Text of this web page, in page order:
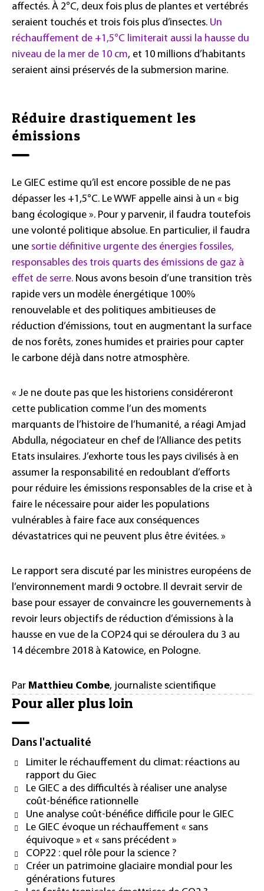
affectés. À 2°C, deux fois plus de plantes et vertébrés
seraient touchés et trois fois plus d’insectes. Un
réchauffement de +1,5°C limiterait aussi la hausse du
niveau de la mer de 10 cm, et 10 millions d’habitants
seraient ainsi préservés de la submersion marine.
Réduire drastiquement les
émissions
Le GIEC estime qu’il est encore possible de ne pas
dépasser les +1,5°C. Le WWF appelle ainsi à un « big
bang écologique ». Pour y parvenir, il faudra toutefois
une volonté politique absolue. En particulier, il faudra
une sortie définitive urgente des énergies fossiles,
responsables des trois quarts des émissions de gaz à
effet de serre. Nous avons besoin d’une transition très
rapide vers un modèle énergétique 100%
renouvelable et des politiques ambitieuses de
réduction d’émissions, tout en augmentant la surface
de nos forêts, zones humides et prairies pour capter
le carbone déjà dans notre atmosphère.
« Je ne doute pas que les historiens considéreront
cette publication comme l’un des moments
marquants de l’histoire de l’humanité, a réagi Amjad
Abdulla, négociateur en chef de l’Alliance des petits
Etats insulaires. J’exhorte tous les pays civilisés à en
assumer la responsabilité en redoublant d’efforts
pour réduire les émissions responsables de la crise et à
faire le nécessaire pour aider les populations
vulnérables à faire face aux conséquences
dévastatrices qui ne peuvent plus être évitées. »
Le rapport sera discuté par les ministres européens de
l’environnement mardi 9 octobre. Il devrait servir de
base pour essayer de convaincre les gouvernements à
revoir leurs objectifs de réduction d’émissions à la
hausse en vue de la COP24 qui se déroulera du 3 au
14 décembre 2018 à Katowice, en Pologne.
Par Matthieu Combe, journaliste scientifique
Pour aller plus loin
Dans l'actualité
Limiter le réchauffement du climat: réactions au
rapport du Giec
Le GIEC a des difficultés à réaliser une analyse
coût-bénéfice rationnelle
Une analyse coût-bénéfice difficile pour le GIEC
Le GIEC évoque un réchauffement « sans
équivoque » et « sans précédent »
COP22 : quel rôle pour la science ?
Créer un patrimoine glaciaire mondial pour les
générations futures